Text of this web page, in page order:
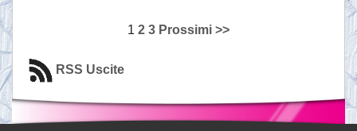
1 2 3 Prossimi >>
RSS Uscite